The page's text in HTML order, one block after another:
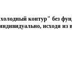
контур" без
исходя из